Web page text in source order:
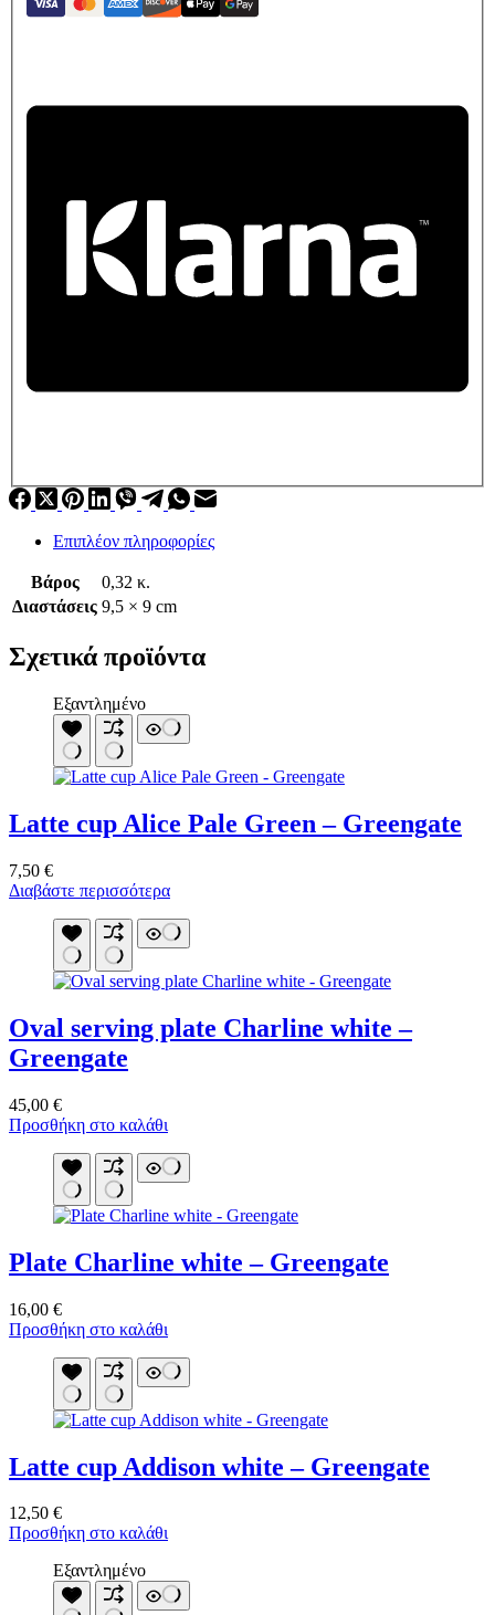
Επιπλέον πληροφορίες
Βάρος
0,32 κ.
Διαστάσεις 9,5 × 9 cm
Σχετικά προϊόντα
Εξαντλημένο
Latte cup Alice Pale Green – Greengate
7,50 €
Διαβάστε περισσότερα
Oval serving plate Charline white –
Greengate
45,00 €
Προσθήκη στο καλάθι
Plate Charline white – Greengate
16,00 €
Προσθήκη στο καλάθι
Latte cup Addison white – Greengate
12,50 €
Προσθήκη στο καλάθι
Εξαντλημένο